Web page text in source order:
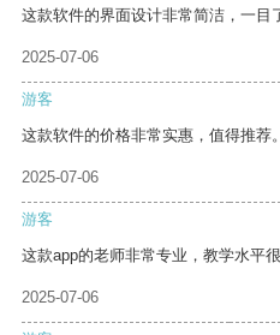
这款软件的界面设计非常简洁，一目
2025-07-06
游客
这款软件的价格非常实惠，值得推荐。
2025-07-06
游客
这款app的老师非常专业，教学水平
2025-07-06